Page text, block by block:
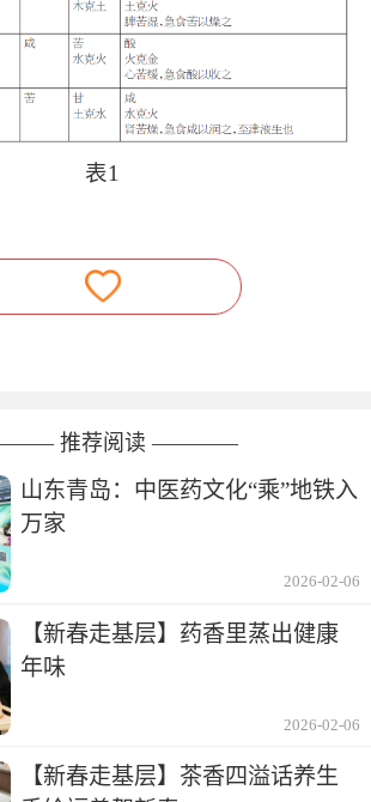
表1
推荐阅读 ————
山东青岛：中医药文化“乘”地铁入
万家
2026-02-06
【新春走基层】药香里蒸出健康
年味
2026-02-06
【新春走基层】茶香四溢话养生